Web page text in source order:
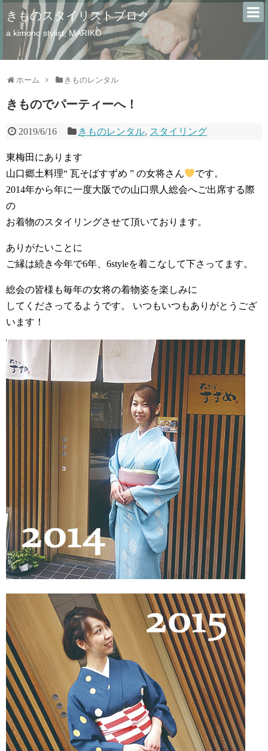
きものスタイリストブログ
a kimono stylist, MARIKO
ホーム きものレンタル
きものでパーティーへ！
2019/6/16 きものレンタル, スタイリング
東梅田にあります
山口郷土料理“ 瓦そばすずめ ” の女将さん
です。
2014年から年に一度大阪での山口県人総会へご出席する際
の
お着物のスタイリングさせて頂いております。
ありがたいことに
ご縁は続き今年で6年、6styleを着こなして下さってます。
総会の皆様も毎年の女将の着物姿を楽しみに
してくださってるようです。 いつもいつもありがとうござ
います！